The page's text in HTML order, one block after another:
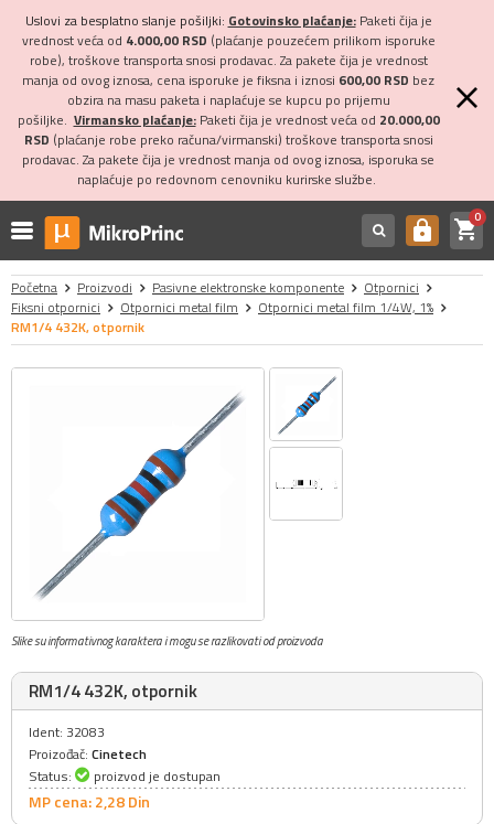
Uslovi za besplatno slanje pošiljki: Gotovinsko plaćanje:Paketi čija je
vrednost veća od 4.000,00 RSD (plaćanje pouzećem prilikom isporuke
robe), troškove transporta snosi prodavac. Za pakete čija je vrednost
manja od ovog iznosa, cena isporuke je fiksna i iznosi 600,00 RSD bez
obzira na masu paketa i naplaćuje se kupcu po prijemu
pošiljke. Virmansko plaćanje:Paketi čija je vrednost veća od 20.000,00
RSD (plaćanje robe preko računa/virmanski) troškove transporta snosi
prodavac. Za pakete čija je vrednost manja od ovog iznosa, isporuka se
naplaćuje po redovnom cenovniku kurirske službe.
https shopping_cart0
Početna Proizvodi Pasivne elektronske komponente
Otpornici
Fiksni otpornici
Otpornici metal film
Otpornici metal film 1/4W, 1%
RM1/4 432K, otpornik
Slike su informativnog karaktera i mogu se razlikovati od proizvoda
RM1/4 432K, otpornik
Ident: 32083
Proizođač: Cinetech
Status:
proizvod je dostupan
MP cena: 2,28Din